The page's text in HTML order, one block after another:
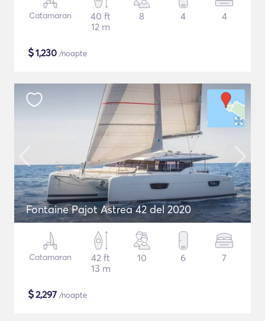
Catamaran
40 ft
12 m
8 4 4
$1,230 /noapte
Fontaine Pajot Astrea 42 del 2020
Catamaran
42 ft
13 m
10 6 7
$2,297 /noapte